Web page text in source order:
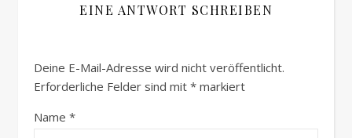
EINE ANTWORT SCHREIBEN
Deine E-Mail-Adresse wird nicht veröffentlicht.
Erforderliche Felder sind mit * markiert
Name *